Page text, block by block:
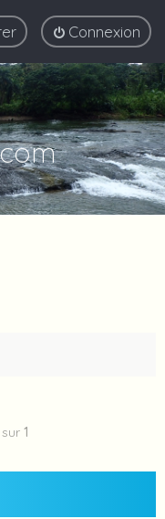
Connexion
sur 1